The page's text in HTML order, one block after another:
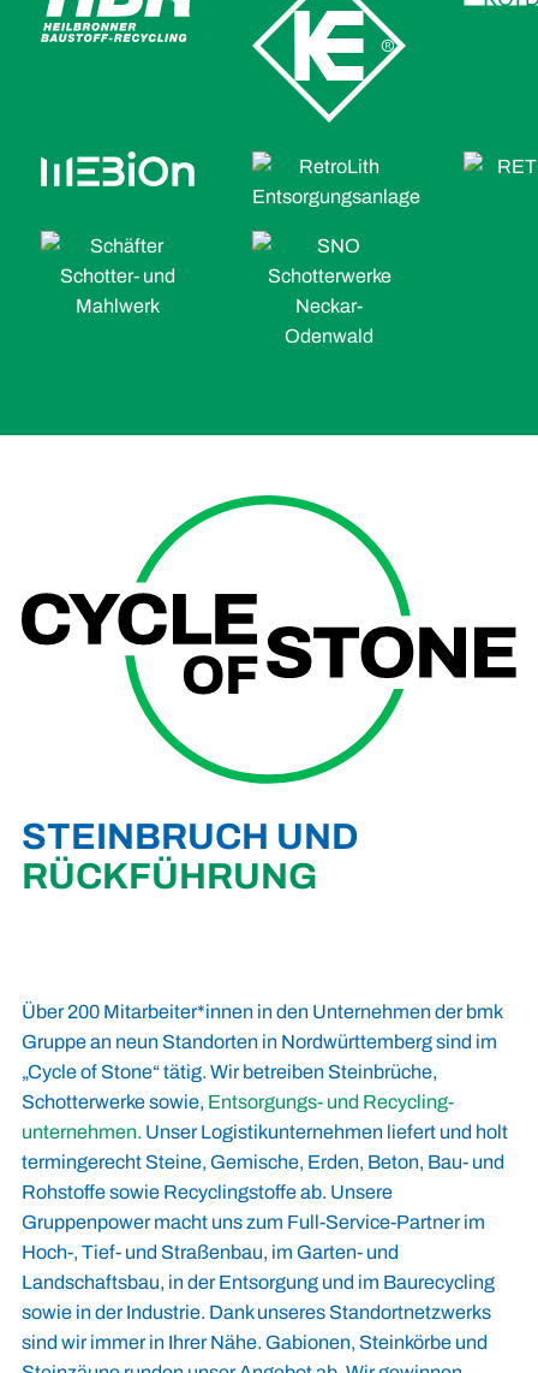
STEINBRUCH UND
RÜCKFÜHRUNG
Über 200 Mitarbeiter*innen in den Unternehmen der bmk
Gruppe an neun Standorten in Nordwürttemberg sind im
„Cycle of Stone“ tätig. Wir betreiben Steinbrüche,
Schotterwerke sowie, Entsorgungs- und Recycling­
unternehmen. Unser Logistikunternehmen liefert und holt
termingerecht Steine, Gemische, Erden, Beton, Bau- und
Rohstoffe sowie Recyclingstoffe ab. Unsere
Gruppenpower macht uns zum Full-Service-Partner im
Hoch-, Tief- und Straßenbau, im Garten- und
Landschaftsbau, in der Entsorgung und im Baurecycling
sowie in der Industrie. Dank unseres Standortnetzwerks
sind wir immer in Ihrer Nähe. Gabionen, Steinkörbe und